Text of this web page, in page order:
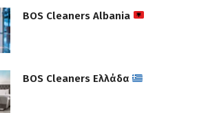
BOS Cleaners Albania
BOS Cleaners Ελλάδα